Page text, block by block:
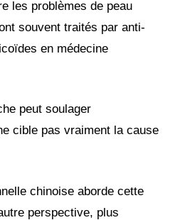
les problèmes de peau
souvent traités par anti-
en médecine
peut soulager
cible pas vraiment la cause
chinoise aborde cette
perspective, plus